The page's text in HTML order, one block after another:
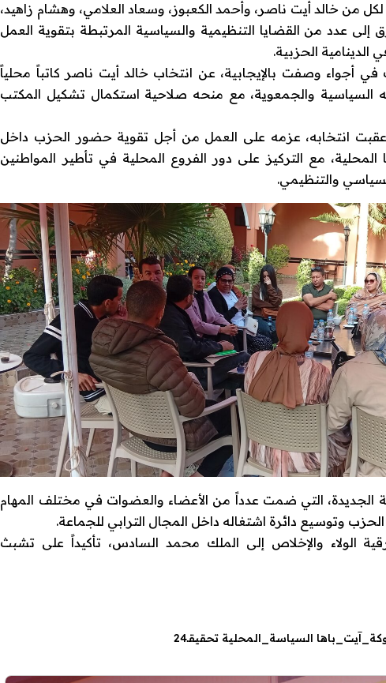
من خالد أيت ناصر، وأحمد الكعبوز، وسعاد العلامي، وهشام زاهيد،
عدد من القضايا التنظيمية والسياسية المرتبطة بتقوية العمل
الدينامية الحزبية.
أجواء وصفت بالإيجابية، عن انتخاب خالد أيت ناصر كاتباً محلياً
السياسية والجمعوية، مع منحه صلاحية استكمال تشكيل المكتب
انتخابه، عزمه على العمل من أجل تقوية حضور الحزب داخل
مع التركيز على دور الفروع المحلية في تأطير المواطنين
والتنظيمي.
الجديدة، التي ضمت عدداً من الأعضاء والعضوات في مختلف المهام
وتوسيع دائرة اشتغاله داخل المجال الترابي للجماعة.
الولاء والإخلاص إلى الملك محمد السادس، تأكيداً على تشبث
السياسة_المحلية تحقيقـ24